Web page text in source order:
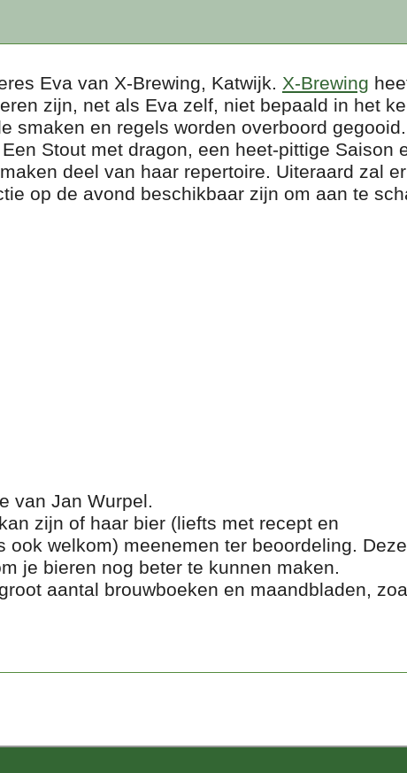
Eva van X-Brewing, Katwijk. X-Brewing
zijn, net als Eva zelf, niet bepaald in het
smaken en regels worden overboord gegooid.
Stout met dragon, een heet-pittige Saison
deel van haar repertoire. Uiteraard zal
op de avond beschikbaar zijn om aan te
van Jan Wurpel.
zijn of haar bier (liefts met recept en
ook welkom) meenemen ter beoordeling. Deze
je bieren nog beter te kunnen maken.
aantal brouwboeken en maandbladen,